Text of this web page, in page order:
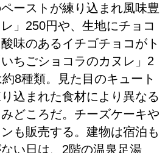
ーストが練り込まれ風味豊
」250円や、生地にチョコ
味のあるイチゴチョコがト
ちごショコラのカヌレ」2
8種類。見た目のキュート
込まれた食材により異なる
どころだ。チーズケーキや
も販売する。建物は宿泊も
い日は、2階の温泉足湯